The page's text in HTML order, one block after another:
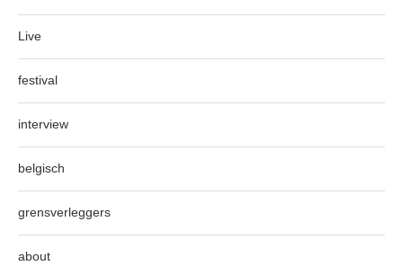
Live
festival
interview
belgisch
grensverleggers
about